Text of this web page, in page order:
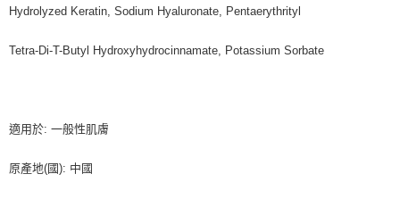
Hydrolyzed Keratin, Sodium Hyaluronate, Pentaerythrityl
Tetra-Di-T-Butyl Hydroxyhydrocinnamate, Potassium Sorbate
適用於: 一般性肌膚
原產地(國): 中國